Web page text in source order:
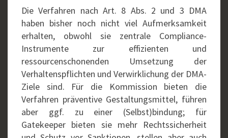
Die Verfahren nach Art. 8 Abs. 2 und 3 DMA
haben bisher noch nicht viel Aufmerksamkeit
erhalten, obwohl sie zentrale Compliance-
Instrumente zur effizienten und
ressourcenschonenden Umsetzung der
Verhaltenspflichten und Verwirklichung der DMA-
Ziele sind. Für die Kommission bieten die
Verfahren präventive Gestaltungsmittel, führen
aber ggf. zu einer (Selbst)bindung; für
Gatekeeper bieten sie mehr Rechtssicherheit